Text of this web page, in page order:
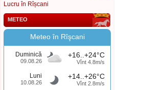
Lucru în Rîșcani
METEO
Meteo în Rîşcani
Duminică
09.08.26
+16..+24°C
Vînt 4.8m/s
Luni
10.08.26
+14..+26°C
Vînt 2.8m/s